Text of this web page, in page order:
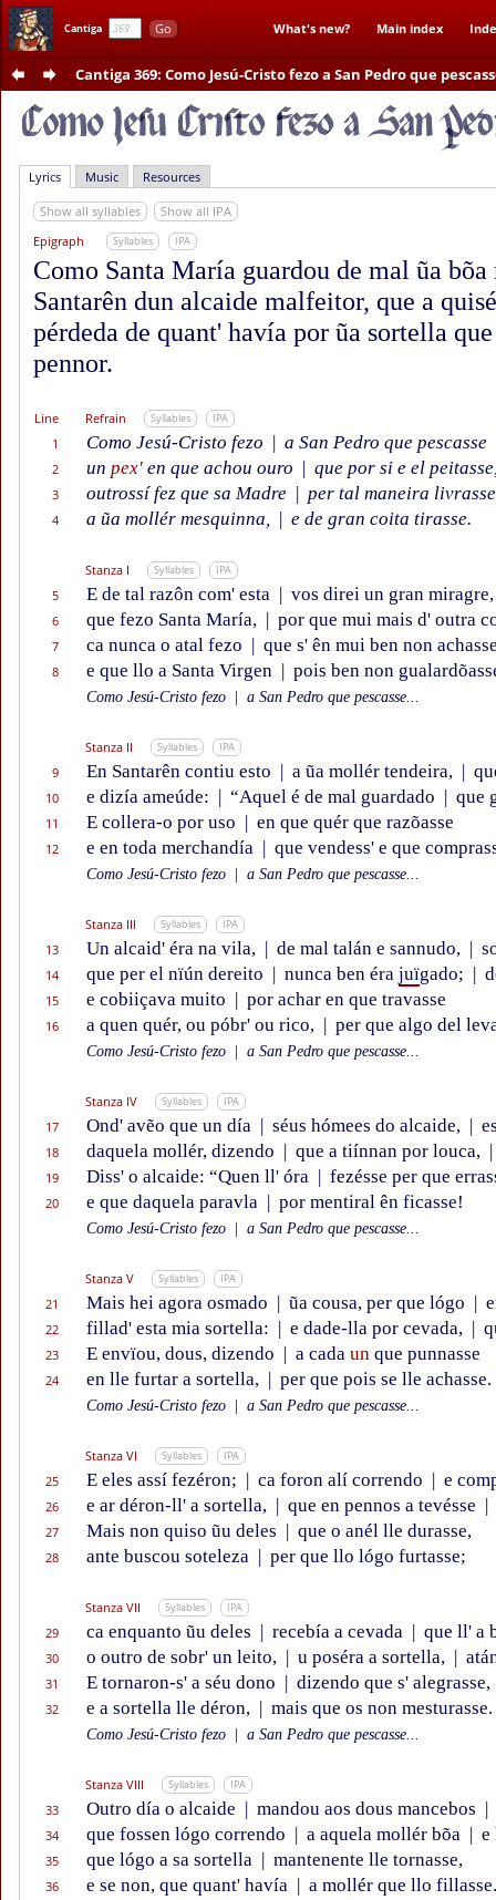
Cantiga Go What's new? Main index
Cantiga 369: Como Jesú-Cristo fezo a San Pedro que
Lyrics Music Resources
Show all syllables
Show all IPA
Epigraph
Syllables IPA
Como Santa María guardou de mal ũa
Santarên dun alcaide malfeitor, que a
pérdeda de quant' havía por ũa sortella
pennor.
Line Refrain Syllables IPA
1 Como Jesú-Cristo fezo | a San Pedro que pescasse
2 un pex' en que achou ouro | que por si e el
3 outrossí fez que sa Madre | per tal maneira livrasse
4 a ũa mollér mesquinna, | e de gran coita tirasse.
Stanza I Syllables IPA
5 E de tal razôn com' esta | vos direi un gran
6 que fezo Santa María, | por que mui mais d' outra
7 ca nunca o atal fezo | que s' ên mui ben non
8 e que llo a Santa Virgen | pois ben non
Como Jesú-Cristo fezo a San Pedro que pescasse...
Stanza II Syllables IPA
9 En Santarên contiu esto | a ũa mollér tendeira, |
10 e dizía ameúde: | “Aquel é de mal guardado | que
11 E collera-o por uso | en que quér que razõasse
12 e en toda merchandía | que vendess' e que
Como Jesú-Cristo fezo a San Pedro que pescasse...
Stanza III Syllables IPA
13 Un alcaid' éra na vila, | de mal talán e sannudo, |
14 que per el nïún dereito | nunca ben éra juïgado; |
15 e cobiiçava muito | por achar en que travasse
16 a quen quér, ou póbr' ou rico, | per que algo del
Como Jesú-Cristo fezo a San Pedro que pescasse...
Stanza IV Syllables IPA
17 Ond' avẽo que un día | séus hómees do alcaide, |
18 daquela mollér, dizendo | que a tiínnan por louca, |
19 Diss' o alcaide: “Quen ll' óra | fezésse per que
20 e que daquela paravla | por mentiral ên ficasse!
Como Jesú-Cristo fezo a San Pedro que pescasse...
Stanza V Syllables IPA
21 Mais hei agora osmado | ũa cousa, per que lógo |
22 fillad' esta mia sortella: | e dade-lla por cevada, |
23 E envïou, dous, dizendo | a cada un que punnasse
24 en lle furtar a sortella, | per que pois se lle achasse.
Como Jesú-Cristo fezo a San Pedro que pescasse...
Stanza VI Syllables IPA
25 E eles assí fezéron; | ca foron alí correndo | e
26 e ar déron-ll' a sortella, | que en pennos a tevésse |
27 Mais non quiso ũu deles | que o anél lle durasse,
28 ante buscou soteleza | per que llo lógo furtasse;
Stanza VII Syllables IPA
29 ca enquanto ũu deles | recebía a cevada | que ll' a
30 o outro de sobr' un leito, | u poséra a sortella, |
31 E tornaron-s' a séu dono | dizendo que s' alegrasse,
32 e a sortella lle déron, | mais que os non mesturasse.
Como Jesú-Cristo fezo a San Pedro que pescasse...
Stanza VIII Syllables IPA
33 Outro día o alcaide | mandou aos dous mancebos |
34 que fossen lógo correndo | a aquela mollér bõa | e
35 que lógo a sa sortella | mantenente lle tornasse,
36 e se non, que quant' havía | a mollér que llo fillasse.